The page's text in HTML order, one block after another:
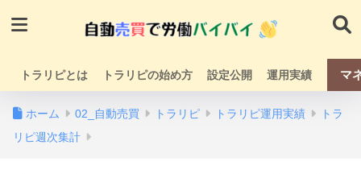
トラリピとは トラリピの始め方 設定公開 運用実績 マ
ホーム 02_自動売買 トラリピ トラリピ運用実績
トラ
リピ週次集計